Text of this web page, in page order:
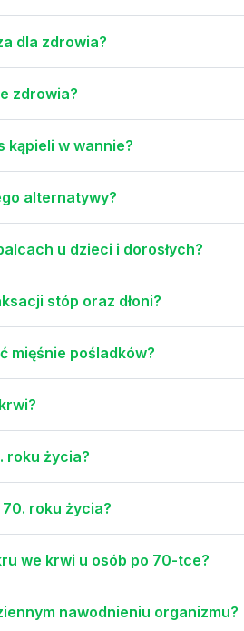
dla zdrowia?
zdrowia?
kąpieli w wannie?
alternatywy?
u dzieci i dorosłych?
stóp oraz dłoni?
mięśnie pośladków?
roku życia?
roku życia?
we krwi u osób po 70-tce?
nawodnieniu organizmu?